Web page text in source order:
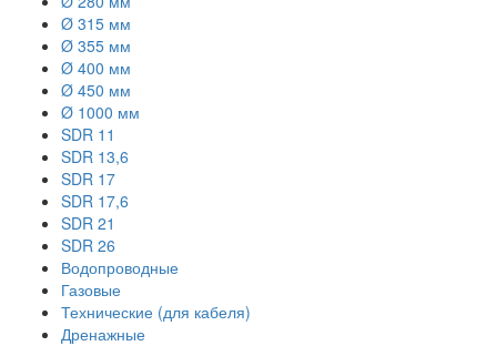
Ø 315 мм
Ø 355 мм
Ø 400 мм
Ø 450 мм
Ø 1000 мм
SDR 11
SDR 13,6
SDR 17
SDR 17,6
SDR 21
SDR 26
Водопроводные
Газовые
Технические (для кабеля)
Дренажные